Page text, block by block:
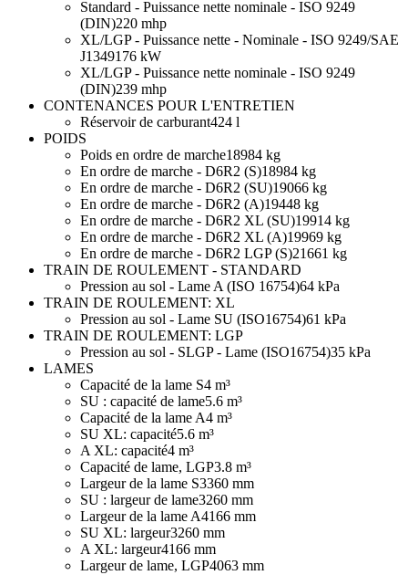
Standard - Puissance nette nominale - ISO 9249
(DIN)220 mhp
XL/LGP - Puissance nette - Nominale - ISO 9249/SAE
J1349176 kW
XL/LGP - Puissance nette nominale - ISO 9249
(DIN)239 mhp
CONTENANCES POUR L'ENTRETIEN
Réservoir de carburant424 l
POIDS
Poids en ordre de marche18984 kg
En ordre de marche - D6R2 (S)18984 kg
En ordre de marche - D6R2 (SU)19066 kg
En ordre de marche - D6R2 (A)19448 kg
En ordre de marche - D6R2 XL (SU)19914 kg
En ordre de marche - D6R2 XL (A)19969 kg
En ordre de marche - D6R2 LGP (S)21661 kg
TRAIN DE ROULEMENT - STANDARD
Pression au sol - Lame A (ISO 16754)64 kPa
TRAIN DE ROULEMENT: XL
Pression au sol - Lame SU (ISO16754)61 kPa
TRAIN DE ROULEMENT: LGP
Pression au sol - SLGP - Lame (ISO16754)35 kPa
LAMES
Capacité de la lame S4 m³
SU : capacité de lame5.6 m³
Capacité de la lame A4 m³
SU XL: capacité5.6 m³
A XL: capacité4 m³
Capacité de lame, LGP3.8 m³
Largeur de la lame S3360 mm
SU : largeur de lame3260 mm
Largeur de la lame A4166 mm
SU XL: largeur3260 mm
A XL: largeur4166 mm
Largeur de lame, LGP4063 mm